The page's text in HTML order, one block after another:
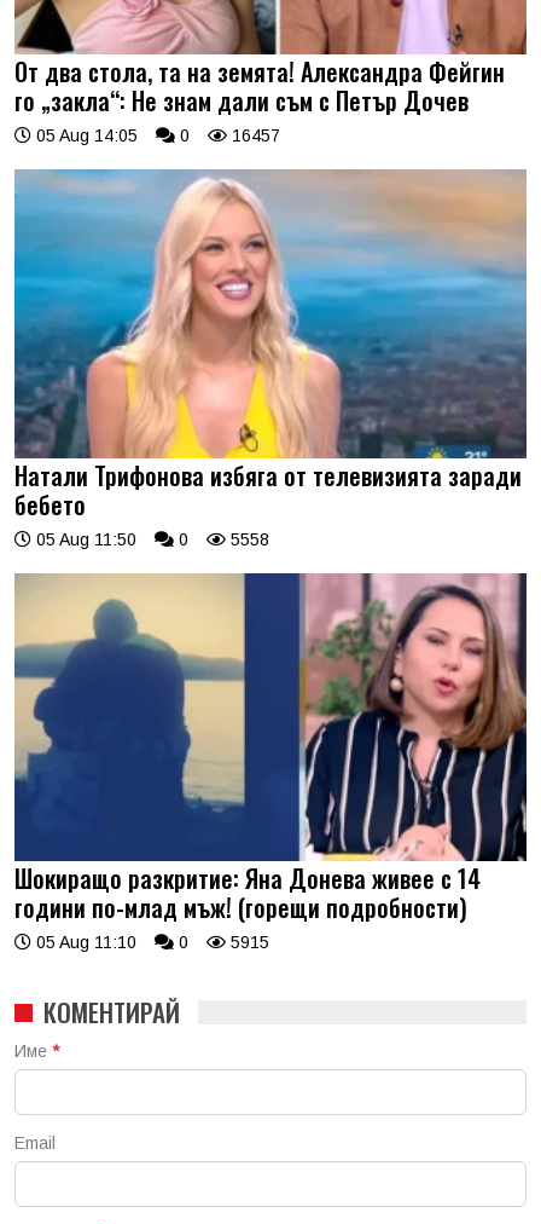
От два стола, та на земята! Александра Фейгин
го „закла“: Не знам дали съм с Петър Дочев
05 Aug 14:05 0 16457
Натали Трифонова избяга от телевизията заради
бебето
05 Aug 11:50 0 5558
Шокиращо разкритие: Яна Донева живее с 14
години по-млад мъж! (горещи подробности)
05 Aug 11:10 0 5915
КОМЕНТИРАЙ
Име *
Email